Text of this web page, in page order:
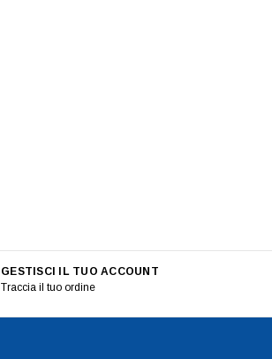
GESTISCI IL TUO ACCOUNT
Traccia il tuo ordine